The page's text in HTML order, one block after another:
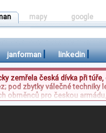
mapy google
janforman | linkedin |
zemřela česká dívka při
pod zbytky válečné
obrněnců pro českou
hradech, kde jsou